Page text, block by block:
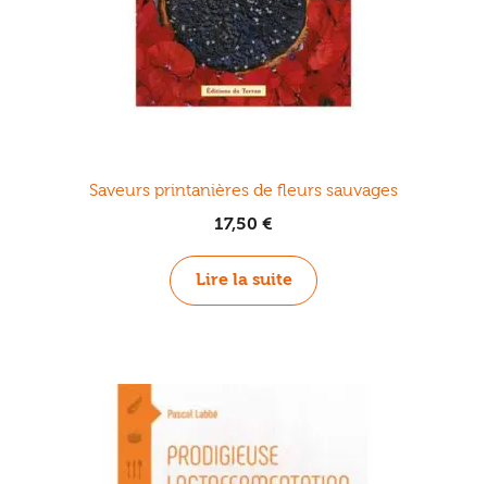
Saveurs printanières de fleurs sauvages
17,50 €
Lire la suite